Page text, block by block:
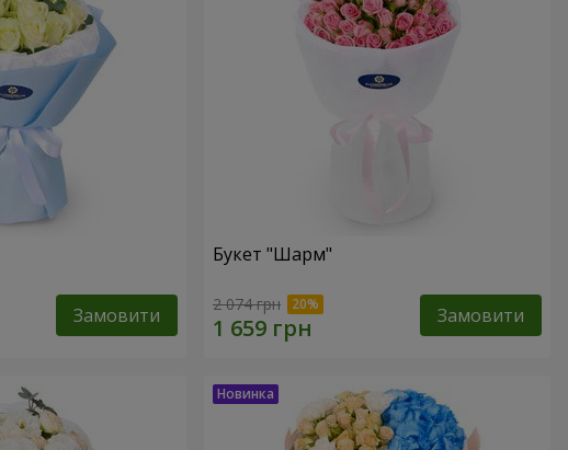
Замовити
Букет "Шарм"
2 074 грн Замовити